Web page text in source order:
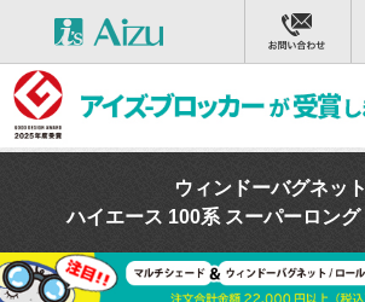
ウィンドーバグネット
ハイエース 100系 スーパーロング